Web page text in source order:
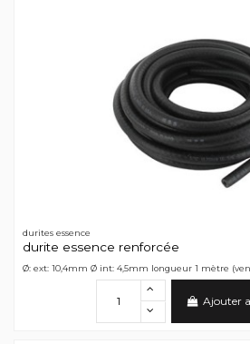
durites essence
durite essence renforcée
Ø: ext: 10,4mm Ø int: 4,5mm longueur 1 mètre
Ajouter